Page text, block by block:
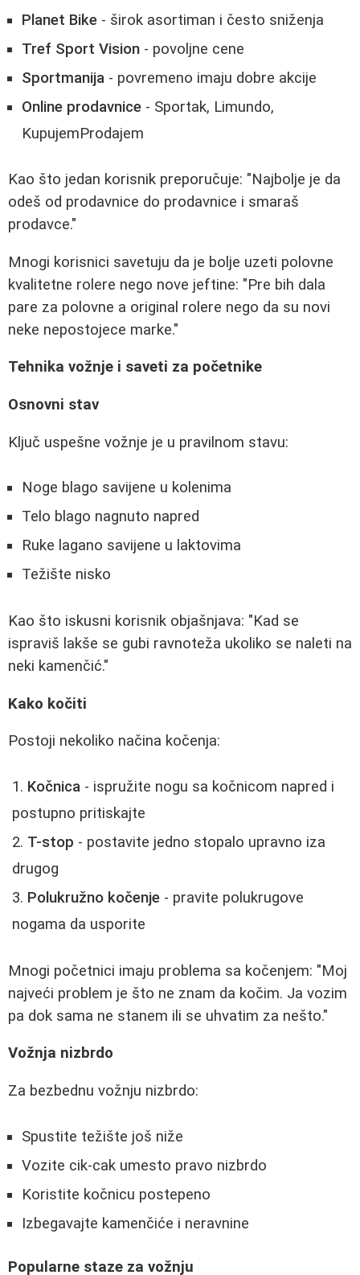
Planet Bike - širok asortiman i često sniženja
Tref Sport Vision - povoljne cene
Sportmanija - povremeno imaju dobre akcije
Online prodavnice - Sportak, Limundo,
KupujemProdajem
Kao što jedan korisnik preporučuje: "Najbolje je da
odeš od prodavnice do prodavnice i smaraš
prodavce."
Mnogi korisnici savetuju da je bolje uzeti polovne
kvalitetne rolere nego nove jeftine: "Pre bih dala
pare za polovne a original rolere nego da su novi
neke nepostojece marke."
Tehnika vožnje i saveti za početnike
Osnovni stav
Ključ uspešne vožnje je u pravilnom stavu:
Noge blago savijene u kolenima
Telo blago nagnuto napred
Ruke lagano savijene u laktovima
Težište nisko
Kao što iskusni korisnik objašnjava: "Kad se
ispraviš lakše se gubi ravnoteža ukoliko se naleti na
neki kamenčić."
Kako kočiti
Postoji nekoliko načina kočenja:
Kočnica - ispružite nogu sa kočnicom napred i
postupno pritiskajte
T-stop - postavite jedno stopalo upravno iza
drugog
Polukružno kočenje - pravite polukrugove
nogama da usporite
Mnogi početnici imaju problema sa kočenjem: "Moj
najveći problem je što ne znam da kočim. Ja vozim
pa dok sama ne stanem ili se uhvatim za nešto."
Vožnja nizbrdo
Za bezbednu vožnju nizbrdo:
Spustite težište još niže
Vozite cik-cak umesto pravo nizbrdo
Koristite kočnicu postepeno
Izbegavajte kamenčiće i neravnine
Popularne staze za vožnju